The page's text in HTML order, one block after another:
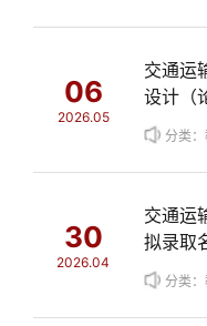
06
2026.05
交通运
设计（
分类
30
2026.04
交通运
拟录取
分类